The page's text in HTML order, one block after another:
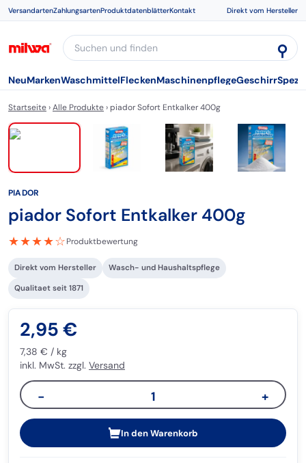
VersandartenZahlungsartenProduktdatenblätterKontakt Direkt vom Hersteller
⚲
NeuMarkenWaschmittelFleckenMaschinenpflegeGeschirr
Startseite ›Alle Produkte › piador Sofort Entkalker 400g
PIADOR
piador Sofort Entkalker 400g
★★★★☆Produktbewertung
Direkt vom Hersteller
Wasch- und Haushaltspflege
Qualitaet seit 1871
2,95 €
7,38 € / kg
inkl. MwSt. zzgl. Versand
− 1 +
In den Warenkorb